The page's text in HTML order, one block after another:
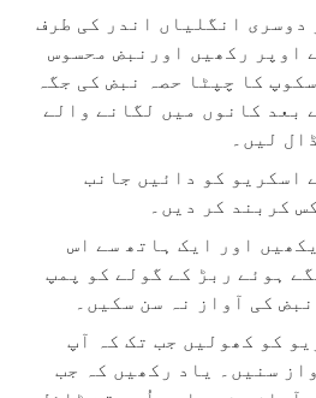
دوسری انگلیاں اندر کی طرف
اوپر رکھیں اورنبض محسوس
کا چپٹا حصہ نبض کی جگہ
بعد کانوں میں لگانے والے
لیں۔
اسکریو کو دائیں جانب
کربند کر دیں۔
اور ایک ہاتھ سے اس
ہوئے ربڑ کے گولے کو پمپ
کی آواز نہ سن سکیں۔
کو کھولیں جب تک کہ آپ
سنیں۔ یاد رکھیں کہ جب